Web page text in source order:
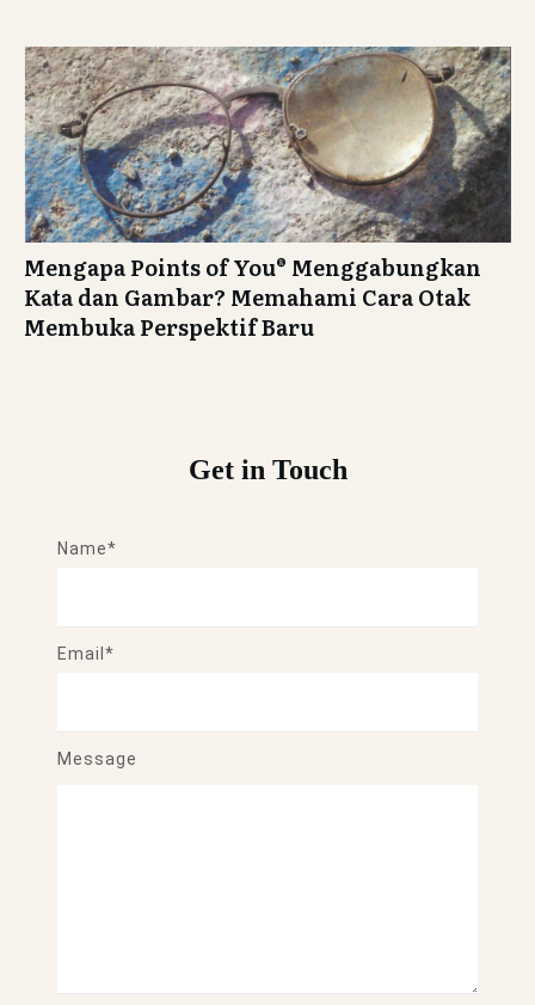
Mengapa Points of You® Menggabungkan
Kata dan Gambar? Memahami Cara Otak
Membuka Perspektif Baru
Get in Touch
Name*
Email*
Message